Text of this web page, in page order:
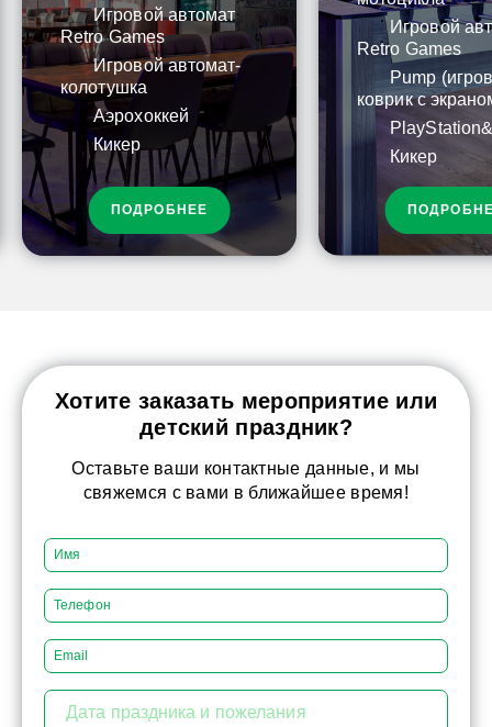
Игровой автомат
Retro Games
Игровой автомат-
колотушка
Аэрохоккей
Кикер
ПОДРОБНЕЕ
Игровой
Retro Games
Pump
коврик с
Кикер
Хотите заказать мероприятие или
детский праздник?
Оставьте ваши контактные данные, и мы
свяжемся с вами в ближайшее время!
Дата праздника и пожелания